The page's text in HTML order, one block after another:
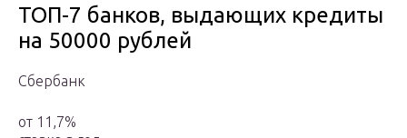
ТОП-7 банков, выдающих кредиты
на 50000 рублей
Сбербанк
от 11,7%